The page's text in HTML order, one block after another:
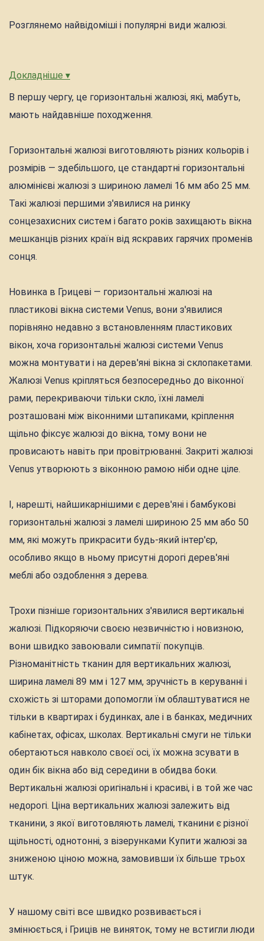
Розглянемо найвідоміші і популярні види жалюзі.
Докладніше ▾
В першу чергу, це горизонтальні жалюзі, які, мабуть,
мають найдавніше походження.
Горизонтальні жалюзі виготовляють різних кольорів і
розмірів — здебільшого, це стандартні горизонтальні
алюмінієві жалюзі з шириною ламелі 16 мм або 25 мм.
Такі жалюзі першими з'явилися на ринку
сонцезахисних систем і багато років захищають вікна
мешканців різних країн від яскравих гарячих променів
сонця.
Новинка в Грицеві — горизонтальні жалюзі на
пластикові вікна системи Venus, вони з'явилися
порівняно недавно з встановленням пластикових
вікон, хоча горизонтальні жалюзі системи Venus
можна монтувати і на дерев'яні вікна зі склопакетами.
Жалюзі Venus кріпляться безпосередньо до віконної
рами, перекриваючи тільки скло, їхні ламелі
розташовані між віконними штапиками, кріплення
щільно фіксує жалюзі до вікна, тому вони не
провисають навіть при провітрюванні. Закриті жалюзі
Venus утворюють з віконною рамою ніби одне ціле.
І, нарешті, найшикарнішими є дерев'яні і бамбукові
горизонтальні жалюзі з ламелі шириною 25 мм або 50
мм, які можуть прикрасити будь-який інтер'єр,
особливо якщо в ньому присутні дорогі дерев'яні
меблі або оздоблення з дерева.
Трохи пізніше горизонтальних з'явилися вертикальні
жалюзі. Підкоряючи своєю незвичністю і новизною,
вони швидко завоювали симпатії покупців.
Різноманітність тканин для вертикальних жалюзі,
ширина ламелі 89 мм і 127 мм, зручність в керуванні і
схожість зі шторами допомогли їм облаштуватися не
тільки в квартирах і будинках, але і в банках, медичних
кабінетах, офісах, школах. Вертикальні смуги не тільки
обертаються навколо своєї осі, їх можна зсувати в
один бік вікна або від середини в обидва боки.
Вертикальні жалюзі оригінальні і красиві, і в той же час
недорогі. Ціна вертикальних жалюзі залежить від
тканини, з якої виготовляють ламелі, тканини є різної
щільності, однотонні, з візерунками Купити жалюзі за
зниженою ціною можна, замовивши їх більше трьох
штук.
У нашому світі все швидко розвивається і
змінюється, і Гриців не виняток, тому не встигли люди